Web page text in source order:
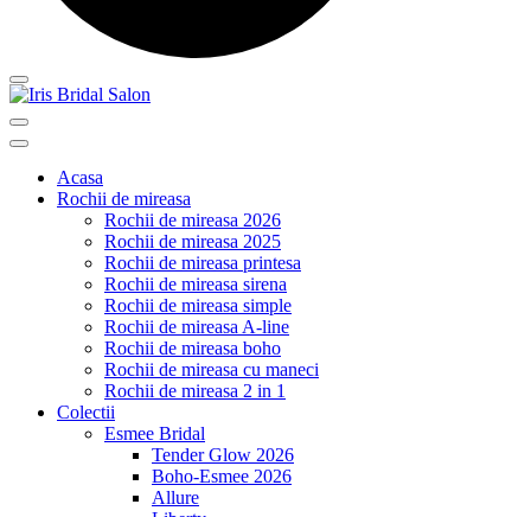
Acasa
Rochii de mireasa
Rochii de mireasa 2026
Rochii de mireasa 2025
Rochii de mireasa printesa
Rochii de mireasa sirena
Rochii de mireasa simple
Rochii de mireasa A-line
Rochii de mireasa boho
Rochii de mireasa cu maneci
Rochii de mireasa 2 in 1
Colectii
Esmee Bridal
Tender Glow 2026
Boho-Esmee 2026
Allure